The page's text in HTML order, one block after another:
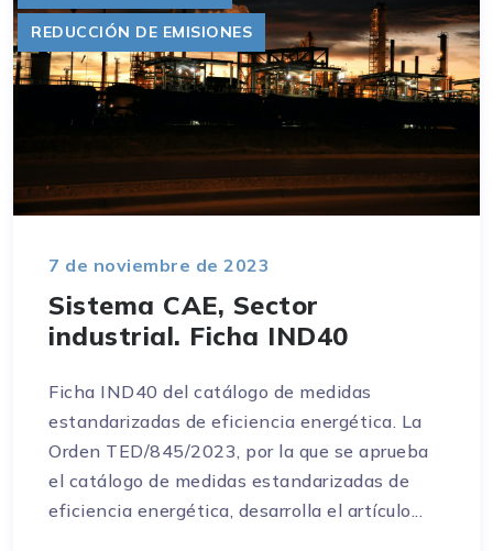
REDUCCIÓN DE EMISIONES
7 de noviembre de 2023
Sistema CAE, Sector
industrial. Ficha IND40
Ficha IND40 del catálogo de medidas
estandarizadas de eficiencia energética. La
Orden TED/845/2023, por la que se aprueba
el catálogo de medidas estandarizadas de
eficiencia energética, desarrolla el artículo...